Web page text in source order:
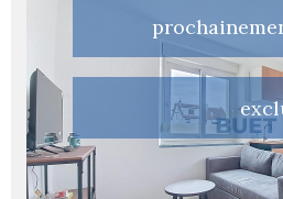
voir